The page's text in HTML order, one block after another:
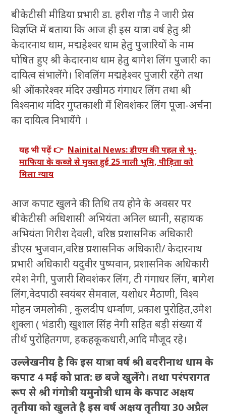
बीकेटीसी मीडिया प्रभारी डा. हरीश गौड़ ने जारी प्रेस
विज्ञप्ति में बताया कि आज ही इस यात्रा वर्ष हेतु श्री
केदारनाथ धाम, मद्महेश्वर धाम हेतु पुजारियों के नाम
घोषित हुए श्री केदारनाथ धाम हेतु बागेश लिंग पुजारी का
दायित्व संभालेंगे। शिवलिंग मद्महेश्वर पुजारी रहेंगे तथा
श्री ओंकारेश्वर मंदिर उखीमठ गंगाधर लिंग तथा श्री
विश्वनाथ मंदिर गुप्तकाशी में शिवशंकर लिंग पूजा-अर्चना
का दायित्व निभायेंगे ।
यह भी पढ़ें 👉 Nainital News: डीएम की पहल से भू-
माफिया के कब्जे से मुक्त हुई 25 नाली भूमि, पीड़िता को
मिला न्याय
आज कपाट खुलने की तिथि तय होने के अवसर पर
बीकेटीसी अधिशासी अभियंता अनिल ध्यानी, सहायक
अभियंता गिरीश देवली, वरिष्ठ प्रशासनिक अधिकारी
डीएस भुजवान,वरिष्ठ प्रशासनिक अधिकारी/ केदारनाथ
प्रभारी अधिकारी यदुवीर पुष्पवान, प्रशासनिक अधिकारी
रमेश नेगी, पुजारी शिवशंकर लिंग, टी गंगाधर लिंग, बागेश
लिंग,वेदपाठी स्वयंबर सेमवाल, यशोधर मैठाणी, विश्व
मोहन जमलोकी , कुलदीप धर्म्वाण, प्रकाश पुरोहित,उमेश
शुक्ला ( भंडारी) खुशाल सिंह नेगी सहित बड़ी संख्या यें
तीर्थ पुरोहितगण, हकहकूकधारी,आदि मौजूद रहे।
उल्लेखनीय है कि इस यात्रा वर्ष श्री बदरीनाथ धाम के
कपाट 4 मई को प्रात: छ बजे खुलेंगे। तथा परंपरागत
रूप से श्री गंगोत्री यमुनोत्री धाम के कपाट अक्षय
तृतीया को खुलते है इस वर्ष अक्षय तृतीया 30 अप्रैल